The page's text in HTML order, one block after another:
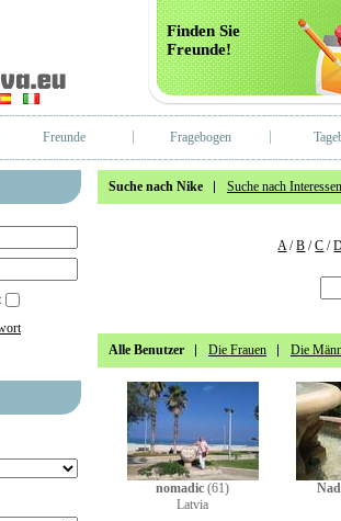
Finden Sie
Freunde!
Freunde Fragebogen
Suche nach Nike Suche nach Interessen
A/B /C /
Alle Benutzer Die Frauen Die
nomadic (61)
Latvia